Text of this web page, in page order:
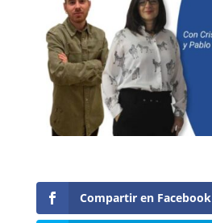
Compartir en Facebook